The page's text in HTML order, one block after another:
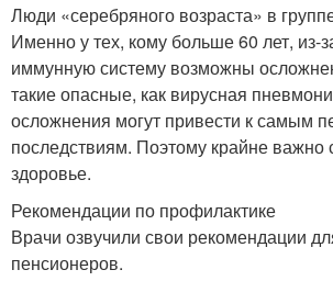
Люди «серебряного возраста» в
Именно у тех, кому больше 60 лет, из-
иммунную систему возможны
такие опасные, как вирусная
осложнения могут привести к самым
последствиям. Поэтому крайне важно
здоровье.
Рекомендации по профилактике
Врачи озвучили свои рекомендации
пенсионеров.